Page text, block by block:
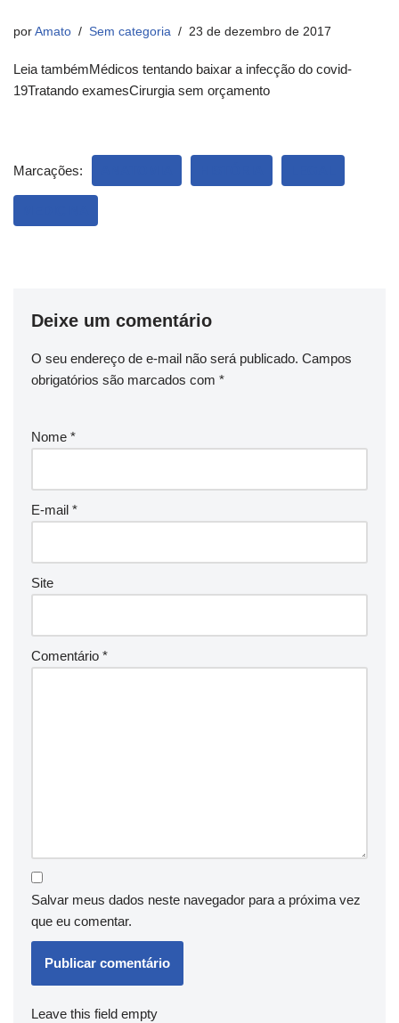
por Amato Sem categoria 23 de dezembro de 2017
Leia tambémMédicos tentando baixar a infecção do covid-
19Tratando examesCirurgia sem orçamento
Marcações:
Deixe um comentário
O seu endereço de e-mail não será publicado. Campos
obrigatórios são marcados com *
Nome *
E-mail *
Site
Comentário *
Salvar meus dados neste navegador para a próxima vez
que eu comentar.
Leave this field empty